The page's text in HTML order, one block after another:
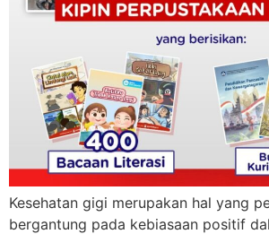
Kesehatan gigi merupakan hal yang
bergantung pada kebiasaan positif